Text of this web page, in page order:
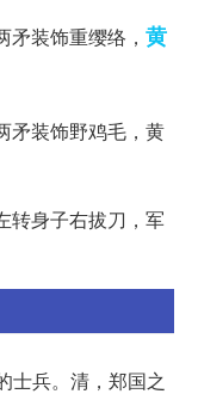
装饰重缨络， 黄
矛装饰野鸡毛，黄
转身子右拔刀，军
士兵。清，郑国之